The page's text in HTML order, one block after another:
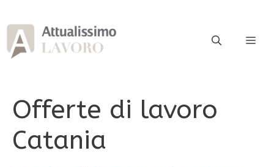
al
contenuto
Offerte di lavoro
Catania